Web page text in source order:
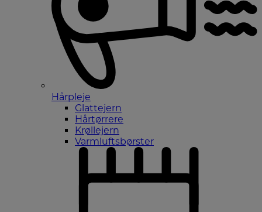
Hårpleje
Glattejern
Hårtørrere
Krøllejern
Varmluftsbørster